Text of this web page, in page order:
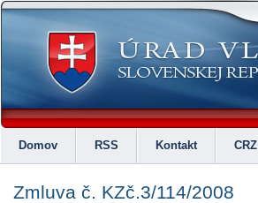
Domov RSS Kontakt CRZ
Zmluva č. KZč.3/114/2008